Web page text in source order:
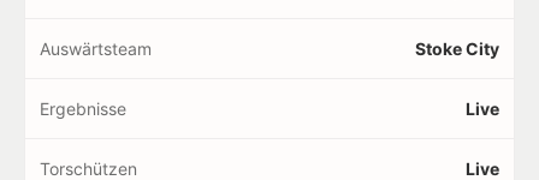
Auswärtsteam Stoke City
Ergebnisse Live
Torschützen Live